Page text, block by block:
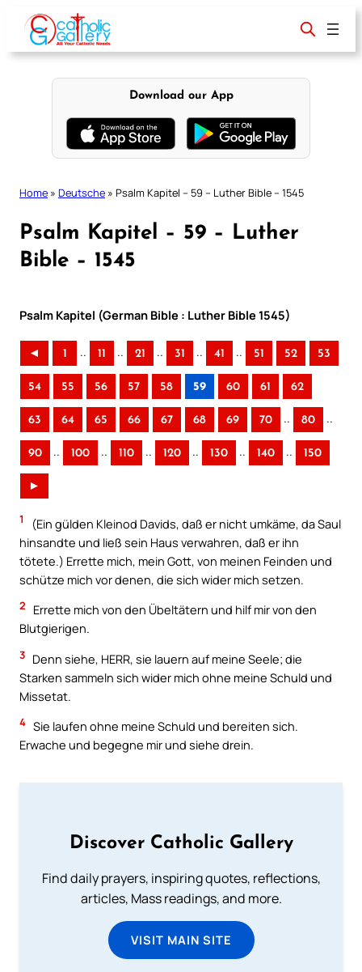
content
Download our App
Home » Deutsche » Psalm Kapitel – 59 – Luther Bible – 1545
Psalm Kapitel – 59 – Luther
Bible – 1545
Psalm Kapitel (German Bible : Luther Bible 1545)
◄ 1 .. 11 .. 21 .. 31 .. 41 .. 51 52 53
54 55 56 57 58 59 60 61 62
63 64 65 66 67 68 69 70 .. 80 ..
90 .. 100 .. 110 .. 120 .. 130 .. 140 .. 150
►
1
(Ein gülden Kleinod Davids, daß er nicht umkäme, da Saul
hinsandte und ließ sein Haus verwahren, daß er ihn
tötete.) Errette mich, mein Gott, von meinen Feinden und
schütze mich vor denen, die sich wider mich setzen.
2
Errette mich von den Übeltätern und hilf mir von den
Blutgierigen.
3 Denn siehe, HERR, sie lauern auf meine Seele; die
Starken sammeln sich wider mich ohne meine Schuld und
Missetat.
4 Sie laufen ohne meine Schuld und bereiten sich.
Erwache und begegne mir und siehe drein.
Discover Catholic Gallery
Find daily prayers, inspiring quotes, reflections,
articles, Mass readings, and more.
VISIT MAIN SITE